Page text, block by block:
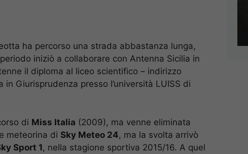
ha percorso una strada abbastanza lunga,
iniziò a collaborare con Antenna Sicilia in
il diploma al liceo scientifico – indirizzo
Giurisprudenza presso l’università LUISS di
di Miss Italia (2009), ma venne eliminata
meteorina di Sky Meteo 24, ma la svolta arrivò
Sport 1, nella stagione sportiva 2015/16. A quel